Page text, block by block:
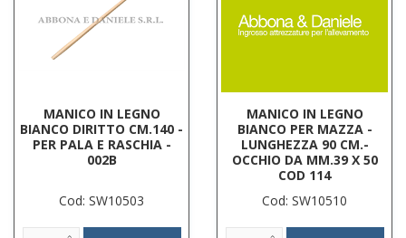
MANICO IN LEGNO
BIANCO DIRITTO CM.140 -
PER PALA E RASCHIA -
002B
Cod: SW10503
MANICO IN LEGNO
BIANCO PER MAZZA -
LUNGHEZZA 90 CM.-
OCCHIO DA MM.39 X 50
COD 114
Cod: SW10510